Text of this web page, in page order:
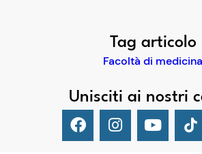
Tag articolo
Facoltà di medicina
Unisciti ai nostri